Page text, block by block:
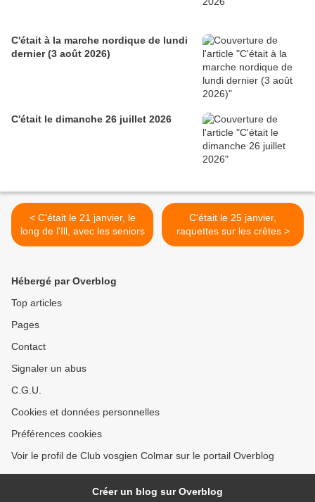
C'était à la marche nordique de lundi
dernier (3 août 2026)
C'était le dimanche 26 juillet 2026
< C'était le 21 janvier, le
long de l'Ill, avec les seniors
C'était le 25 janvier,
raquettes sur les crêtes >
Hébergé par Overblog
Top articles
Pages
Contact
Signaler un abus
C.G.U.
Cookies et données personnelles
Préférences cookies
Voir le profil de Club vosgien Colmar sur le portail Overblog
Créer un blog sur Overblog